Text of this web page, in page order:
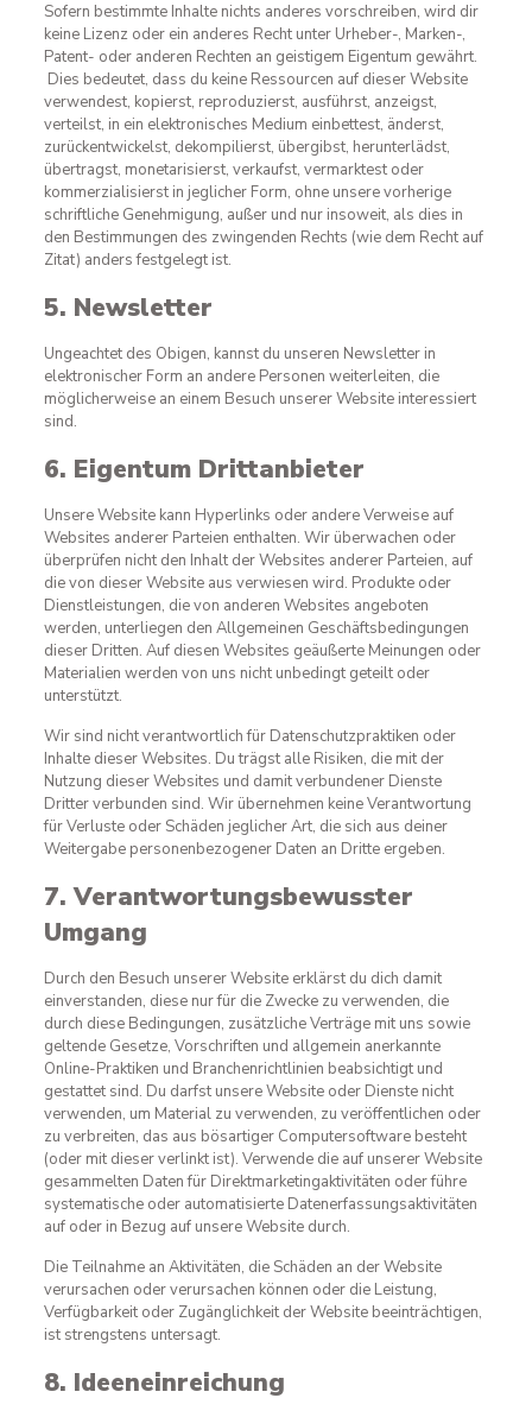
Sofern bestimmte Inhalte nichts anderes vorschreiben, wird dir
keine Lizenz oder ein anderes Recht unter Urheber-, Marken-,
Patent- oder anderen Rechten an geistigem Eigentum gewährt.
Dies bedeutet, dass du keine Ressourcen auf dieser Website
verwendest, kopierst, reproduzierst, ausführst, anzeigst,
verteilst, in ein elektronisches Medium einbettest, änderst,
zurückentwickelst, dekompilierst, übergibst, herunterlädst,
übertragst, monetarisierst, verkaufst, vermarktest oder
kommerzialisierst in jeglicher Form, ohne unsere vorherige
schriftliche Genehmigung, außer und nur insoweit, als dies in
den Bestimmungen des zwingenden Rechts (wie dem Recht auf
Zitat) anders festgelegt ist.
5. Newsletter
Ungeachtet des Obigen, kannst du unseren Newsletter in
elektronischer Form an andere Personen weiterleiten, die
möglicherweise an einem Besuch unserer Website interessiert
sind.
6. Eigentum Drittanbieter
Unsere Website kann Hyperlinks oder andere Verweise auf
Websites anderer Parteien enthalten. Wir überwachen oder
überprüfen nicht den Inhalt der Websites anderer Parteien, auf
die von dieser Website aus verwiesen wird. Produkte oder
Dienstleistungen, die von anderen Websites angeboten
werden, unterliegen den Allgemeinen Geschäftsbedingungen
dieser Dritten. Auf diesen Websites geäußerte Meinungen oder
Materialien werden von uns nicht unbedingt geteilt oder
unterstützt.
Wir sind nicht verantwortlich für Datenschutzpraktiken oder
Inhalte dieser Websites. Du trägst alle Risiken, die mit der
Nutzung dieser Websites und damit verbundener Dienste
Dritter verbunden sind. Wir übernehmen keine Verantwortung
für Verluste oder Schäden jeglicher Art, die sich aus deiner
Weitergabe personenbezogener Daten an Dritte ergeben.
7. Verantwortungsbewusster
Umgang
Durch den Besuch unserer Website erklärst du dich damit
einverstanden, diese nur für die Zwecke zu verwenden, die
durch diese Bedingungen, zusätzliche Verträge mit uns sowie
geltende Gesetze, Vorschriften und allgemein anerkannte
Online-Praktiken und Branchenrichtlinien beabsichtigt und
gestattet sind. Du darfst unsere Website oder Dienste nicht
verwenden, um Material zu verwenden, zu veröffentlichen oder
zu verbreiten, das aus bösartiger Computersoftware besteht
(oder mit dieser verlinkt ist). Verwende die auf unserer Website
gesammelten Daten für Direktmarketingaktivitäten oder führe
systematische oder automatisierte Datenerfassungsaktivitäten
auf oder in Bezug auf unsere Website durch.
Die Teilnahme an Aktivitäten, die Schäden an der Website
verursachen oder verursachen können oder die Leistung,
Verfügbarkeit oder Zugänglichkeit der Website beeinträchtigen,
ist strengstens untersagt.
8. Ideeneinreichung